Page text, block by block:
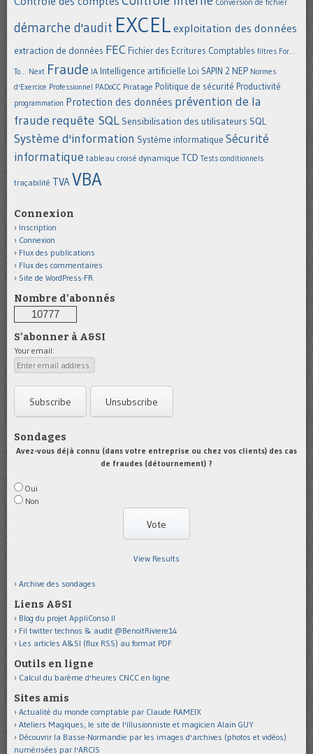
démarche d'audit EXCEL exploitation des données
extraction de données FEC Fichier des Ecritures Comptables filtres For...
To... Next Fraude IA Intelligence artificielle Loi SAPIN 2 NEP Normes
d'Exercice Professionnel PADoCC Piratage Politique de sécurité Productivité
programmation Protection des données prévention de la
fraude requête SQL Sensibilisation des utilisateurs SQL
Système d'information Système informatique Sécurité
informatique tableau croisé dynamique TCD Tests conditionnels
traçabilité TVA VBA
Connexion
Inscription
Connexion
Flux des publications
Flux des commentaires
Site de WordPress-FR
Nombre d'abonnés
10777
S'abonner à A&SI
Your email:
Sondages
Avez-vous déjà connu (dans votre entreprise ou chez vos clients) des cas
de fraudes (détournement) ?
Oui
Non
View Results
Archive des sondages
Liens A&SI
Blog du projet AppliConso II
Fil twitter technos & audit @BenoitRiviere14
Les articles A&SI (flux RSS) au format PDF
Outils en ligne
Calcul du barème d'heures CNCC en ligne
Sites amis
Actualité du monde comptable par Claude RAMEIX
Ateliers Magiques, le site de l'illusionniste et magicien Alain GUY
Découvrir la Basse-Normandie par les images d'archives (photos et vidéos)
numérisées par l'ARCIS